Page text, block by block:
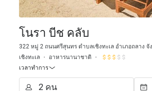
โนรา บีช คลับ
322 หมู่ 2 ถนนศรีสุนทร ตำบลเชิงทะเล อำเภอถลาง จั
เชิงทะเล
อาหารนานาชาติ
เวลาทำการ